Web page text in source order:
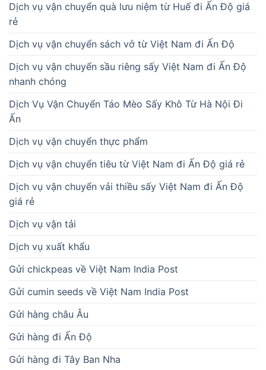
Dịch vụ vận chuyển quà lưu niệm từ Huế đi Ấn Độ giá
rẻ
Dịch vụ vận chuyển sách vở từ Việt Nam đi Ấn Độ
Dịch vụ vận chuyển sầu riêng sấy Việt Nam đi Ấn Độ
nhanh chóng
Dịch Vụ Vận Chuyển Táo Mèo Sấy Khô Từ Hà Nội Đi
Ấn
Dịch vụ vận chuyển thực phẩm
Dịch vụ vận chuyển tiêu từ Việt Nam đi Ấn Độ giá rẻ
Dịch vụ vận chuyển vải thiều sấy Việt Nam đi Ấn Độ
giá rẻ
Dịch vụ vận tải
Dịch vụ xuất khẩu
Gửi chickpeas về Việt Nam India Post
Gửi cumin seeds về Việt Nam India Post
Gửi hàng châu Âu
Gửi hàng đi Ấn Độ
Gửi hàng đi Tây Ban Nha